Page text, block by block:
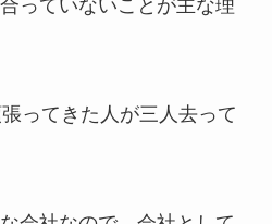
っていないことが主な理
ってきた人が三人去って